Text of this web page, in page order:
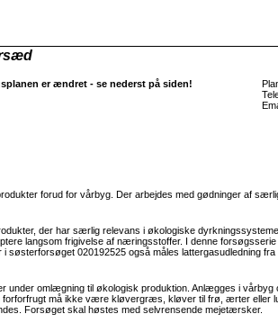
er ændret - se nederst på siden!
forud for vårbyg. Der arbejdes med gødninger af
der har særlig relevans i økologiske
langsom frigivelse af næringsstoffer. I denne
020192525 også måles lattergasudledning fra
under omlægning til økologisk produktion. Anlægges i vårbyg
forforfrugt må ikke være kløvergræs, kløver til frø, ærter eller
Forsøget skal høstes med selvrensende mejetærsker.